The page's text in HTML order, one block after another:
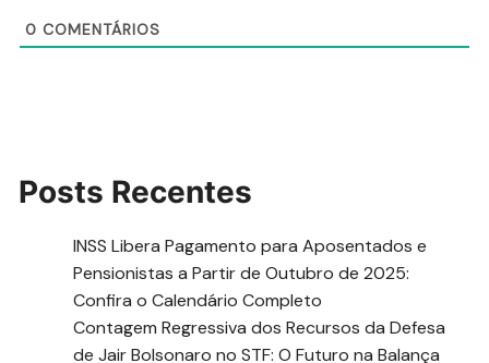
0 COMENTÁRIOS
Posts Recentes
INSS Libera Pagamento para Aposentados e
Pensionistas a Partir de Outubro de 2025:
Confira o Calendário Completo
Contagem Regressiva dos Recursos da Defesa
de Jair Bolsonaro no STF: O Futuro na Balança